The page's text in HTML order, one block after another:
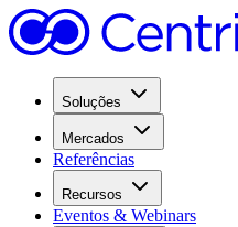
Soluções
Mercados
Referências
Recursos
Eventos & Webinars